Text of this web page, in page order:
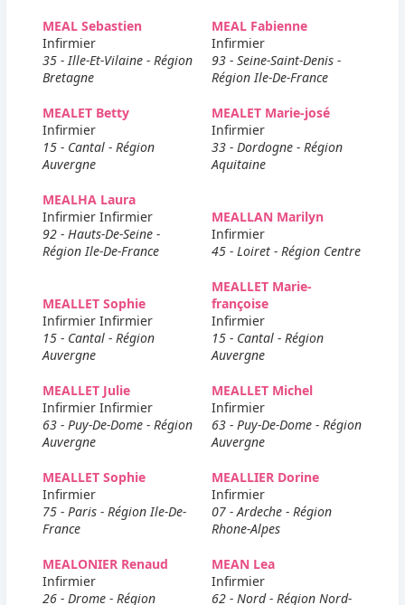
MEAL Sebastien
Infirmier
35 - Ille-Et-Vilaine - Région
Bretagne
MEAL Fabienne
Infirmier
93 - Seine-Saint-Denis -
Région Ile-De-France
MEALET Betty
Infirmier
15 - Cantal - Région
Auvergne
MEALET Marie-josé
Infirmier
33 - Dordogne - Région
Aquitaine
MEALHA Laura
Infirmier Infirmier
92 - Hauts-De-Seine -
Région Ile-De-France
MEALLAN Marilyn
Infirmier
45 - Loiret - Région Centre
MEALLET Sophie
Infirmier Infirmier
15 - Cantal - Région
Auvergne
MEALLET Marie-
françoise
Infirmier
15 - Cantal - Région
Auvergne
MEALLET Julie
Infirmier Infirmier
63 - Puy-De-Dome - Région
Auvergne
MEALLET Michel
Infirmier
63 - Puy-De-Dome - Région
Auvergne
MEALLET Sophie
Infirmier
75 - Paris - Région Ile-De-
France
MEALLIER Dorine
Infirmier
07 - Ardeche - Région
Rhone-Alpes
MEALONIER Renaud
Infirmier
26 - Drome - Région
MEAN Lea
Infirmier
62 - Nord - Région Nord-